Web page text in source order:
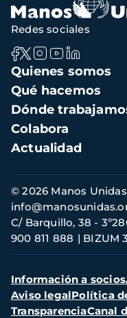
Navegación
principal
Quienes somos
Qué hacemos
Dónde
Colabora
Actualidad
Redes sociales
Información
de
contacto
© 2026 Manos Unidas
C/ Barquillo, 38 -
900 811 888
BIZUM
Menú
secundario
Información a socios
Aviso legalPolítica
TransparenciaCanal